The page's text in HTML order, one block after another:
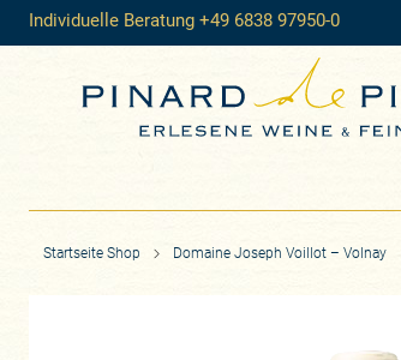
Individuelle Beratung +49 6838 97950-0
Startseite Shop Domaine Joseph Voillot – Volnay